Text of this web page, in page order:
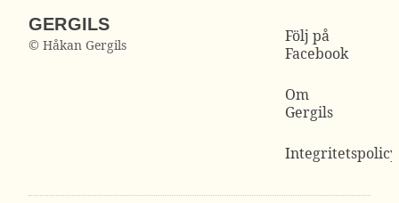
GERGILS
© Håkan Gergils
Följ på
Facebook
Om
Gergils
Integritetspolicy